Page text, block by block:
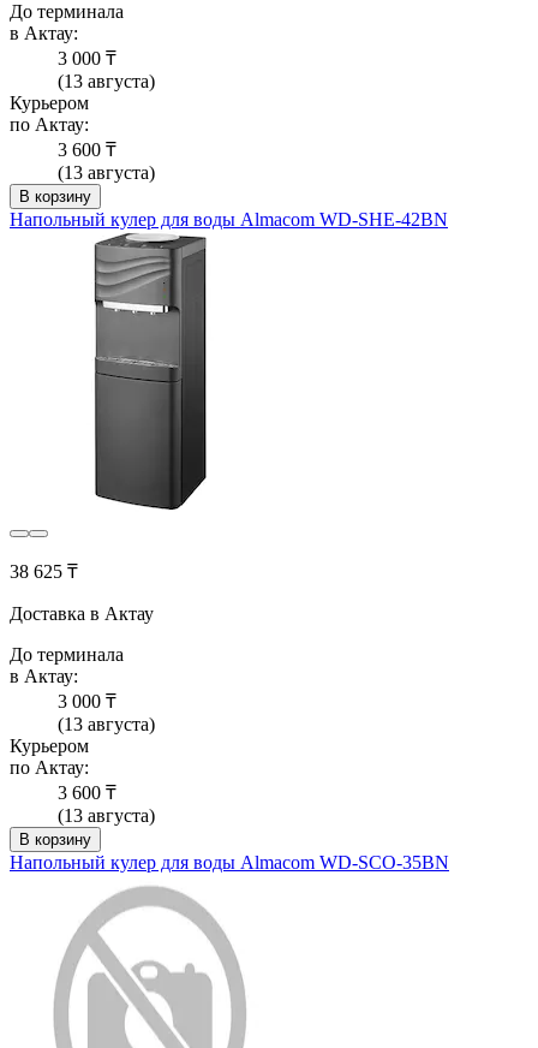
До терминала
в Актау:
3 000 ₸
(13 августа)
Курьером
по Актау:
3 600 ₸
(13 августа)
В корзину
Напольный кулер для воды Almacom WD-SHE-42BN
38 625 ₸
Доставка в Актау
До терминала
в Актау:
3 000 ₸
(13 августа)
Курьером
по Актау:
3 600 ₸
(13 августа)
В корзину
Напольный кулер для воды Almacom WD-SСО-35BN